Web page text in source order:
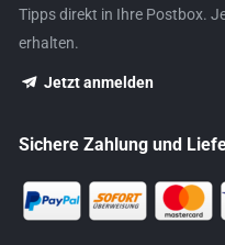
Tipps direkt in Ihre Postbox.
erhalten.
Jetzt anmelden
Sichere Zahlung und